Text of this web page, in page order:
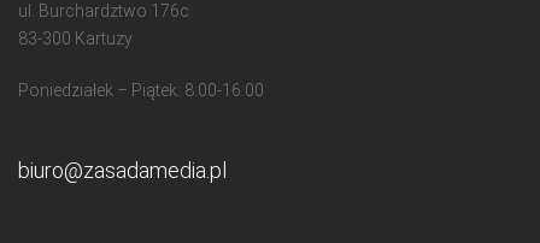
ul. Burchardztwo 176c
83-300 Kartuzy
Poniedziałek – Piątek: 8:00-16:00
biuro@zasadamedia.pl